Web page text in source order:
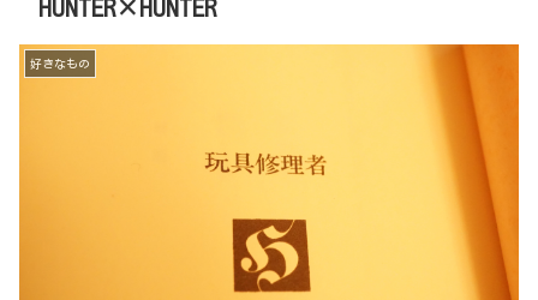
HUNTER×HUNTER
好きなもの